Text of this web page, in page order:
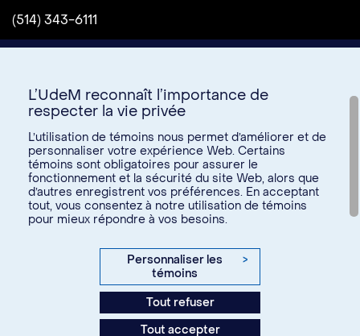
(514) 343-6111
Donnez à l’UdeM
U15
© Université de Montréal, 2026. Tous droits réservés.
Confidentialité
Conditions d’utilisation
L’UdeM reconnaît l’importance de
respecter la vie privée
L’utilisation de témoins nous permet d’améliorer et de
personnaliser votre expérience Web. Certains
témoins sont obligatoires pour assurer le
fonctionnement et la sécurité du site Web, alors que
d’autres enregistrent vos préférences. En acceptant
tout, vous consentez à notre utilisation de témoins
pour mieux répondre à vos besoins.
Personnaliser les
témoins
>
Tout refuser
Tout accepter